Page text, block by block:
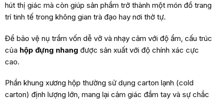
hút thị giác mà còn giúp sản phẩm trở thành một món đồ trang
trí tinh tế trong không gian trà đạo hay nơi thờ tự.
Để bảo vệ nụ trầm vốn dễ vỡ và nhạy cảm với độ ẩm, cấu trúc
của hộp đựng nhang được sản xuất với độ chính xác cực
cao.
Phần khung xương hộp thường sử dụng carton lạnh (cold
carton) định lượng lớn, mang lại cảm giác đầm tay và sự chắc